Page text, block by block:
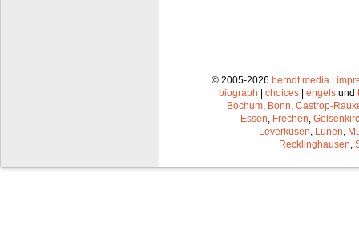
© 2005-2026 berndt media |
biograph | choices | engels und
Bochum Bonn Castrop-
Essen Frechen
Leverkusen Lünen
Recklinghausen